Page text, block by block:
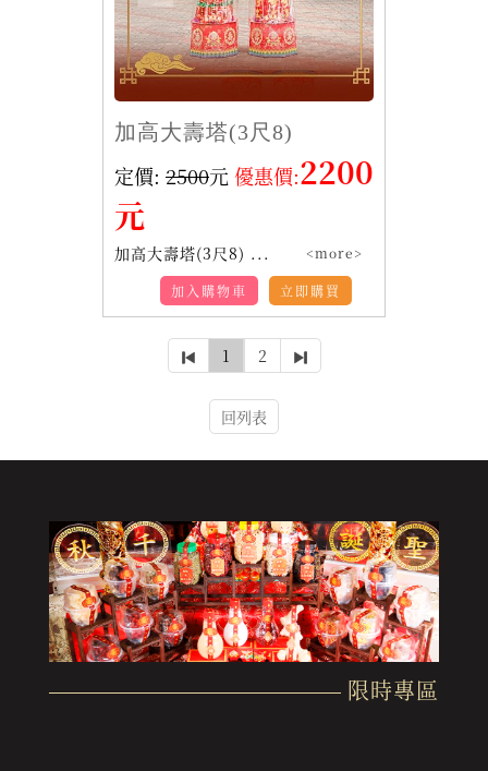
加高大壽塔(3尺8)
定價: 2500元 優惠價:2200
元
加高大壽塔(3尺8) ... <more>
立即購買
加入購物車
1 2
回列表
限時專區